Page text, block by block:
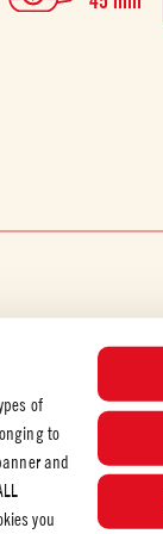
of
to
and
you